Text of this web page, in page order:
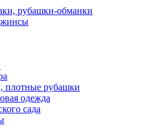
рубашки-обманки
плотные рубашки
одежда
сада